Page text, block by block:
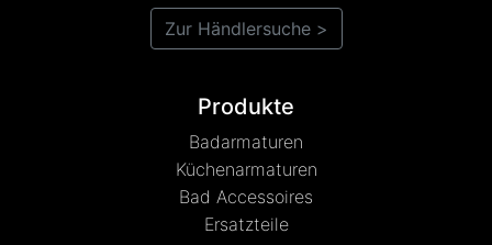
Produkte
Badarmaturen
Küchenarmaturen
Bad Accessoires
Ersatzteile
Zur Händlersuche >